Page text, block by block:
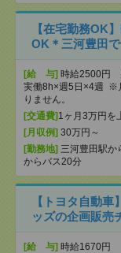
【在宅勤務OK
OK＊三河豊田
[給 与] 時給2500円
実働8h×週5日×4週 ※
りません。
[交通費] 1ヶ月3万円を
[月収例] 30万円～
[勤務地] 三河豊田駅か
からバス20分
【トヨタ自動
ッズの企画販売
[給 与] 時給1670円